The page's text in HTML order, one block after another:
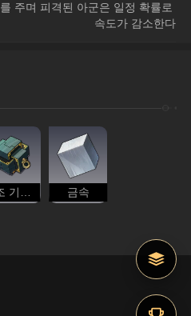
를 주며 피격된 아군은 일정 확률로
속도가 감소한다
금속